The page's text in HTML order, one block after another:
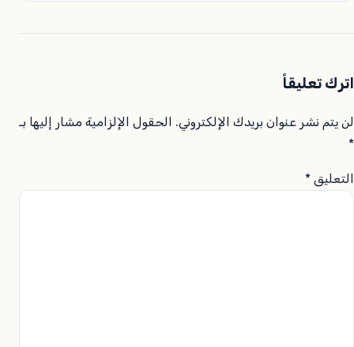
اترك تعليقاً
لن يتم نشر عنوان بريدك الإلكتروني. الحقول الإلزامية مشار إليها بـ
*
التعليق *